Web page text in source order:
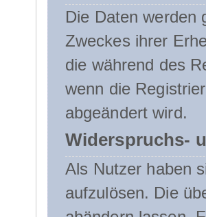
Die Daten werden
Zweckes ihrer
die während des
wenn die
abgeändert wird.
Widerspruchs-
Als Nutzer haben
aufzulösen. Die